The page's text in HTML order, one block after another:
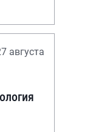
августа